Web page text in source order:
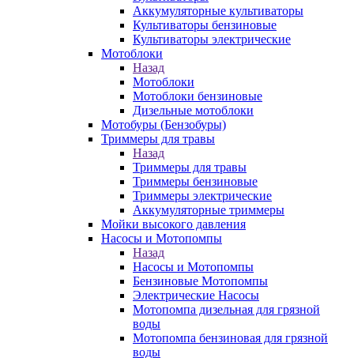
Аккумуляторные культиваторы
Культиваторы бензиновые
Культиваторы электрические
Мотоблоки
Назад
Мотоблоки
Мотоблоки бензиновые
Дизельные мотоблоки
Мотобуры (Бензобуры)
Триммеры для травы
Назад
Триммеры для травы
Триммеры бензиновые
Триммеры электрические
Аккумуляторные триммеры
Мойки высокого давления
Насосы и Мотопомпы
Назад
Насосы и Мотопомпы
Бензиновые Мотопомпы
Электрические Насосы
Мотопомпа дизельная для грязной
воды
Мотопомпа бензиновая для грязной
воды